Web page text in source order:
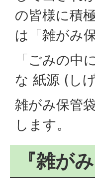
の皆様に積
は「雑がみ
「ごみの中
な 紙源 (し
雑がみ保管
します。
『雑が